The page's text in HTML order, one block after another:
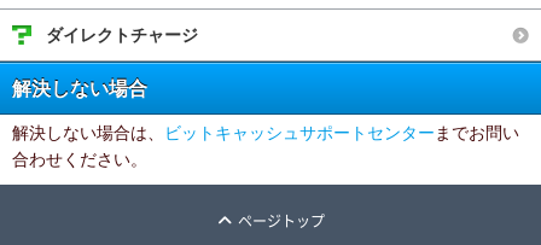
ダイレクトチャージ
解決しない場合
解決しない場合は、 ビットキャッシュサポートセンター までお問い
合わせください。
ページトップ